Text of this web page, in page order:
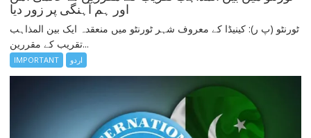
اور ہم آہنگی پر زور دیا
ٹورنٹو (پ ر): کینیڈا کے معروف شہر ٹورنٹو میں منعقدہ ایک بین المذاہب
تقریب کے مقررین...
IMPORTANT اردو